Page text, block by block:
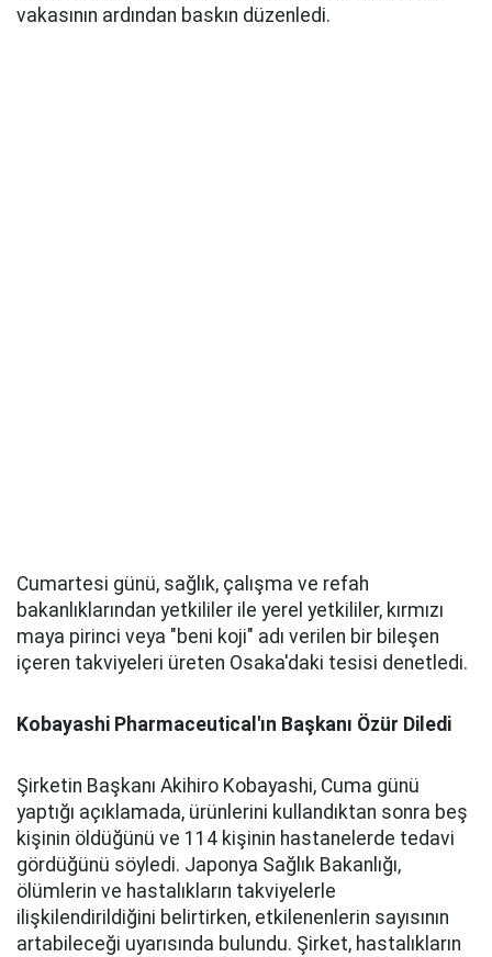
vakasının ardından baskın düzenledi.
Cumartesi günü, sağlık, çalışma ve refah
bakanlıklarından yetkililer ile yerel yetkililer, kırmızı
maya pirinci veya "beni koji" adı verilen bir bileşen
içeren takviyeleri üreten Osaka'daki tesisi denetledi.
Kobayashi Pharmaceutical'ın Başkanı Özür Diledi
Şirketin Başkanı Akihiro Kobayashi, Cuma günü
yaptığı açıklamada, ürünlerini kullandıktan sonra beş
kişinin öldüğünü ve 114 kişinin hastanelerde tedavi
gördüğünü söyledi. Japonya Sağlık Bakanlığı,
ölümlerin ve hastalıkların takviyelerle
ilişkilendirildiğini belirtirken, etkilenenlerin sayısının
artabileceği uyarısında bulundu. Şirket, hastalıkların